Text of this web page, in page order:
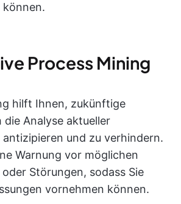
können.
Process Mining
hilft Ihnen, zukünftige
die Analyse aktueller
und zu verhindern.
Warnung vor möglichen
Störungen, sodass Sie
vornehmen können.